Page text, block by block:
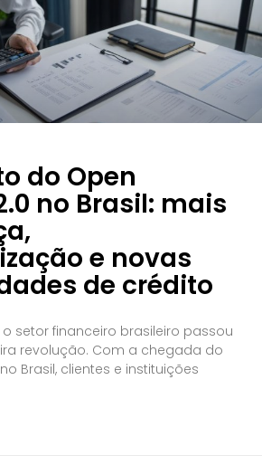
do Open
no Brasil: mais
e novas
de crédito
setor financeiro brasileiro passou
revolução. Com a chegada do
Brasil, clientes e instituições